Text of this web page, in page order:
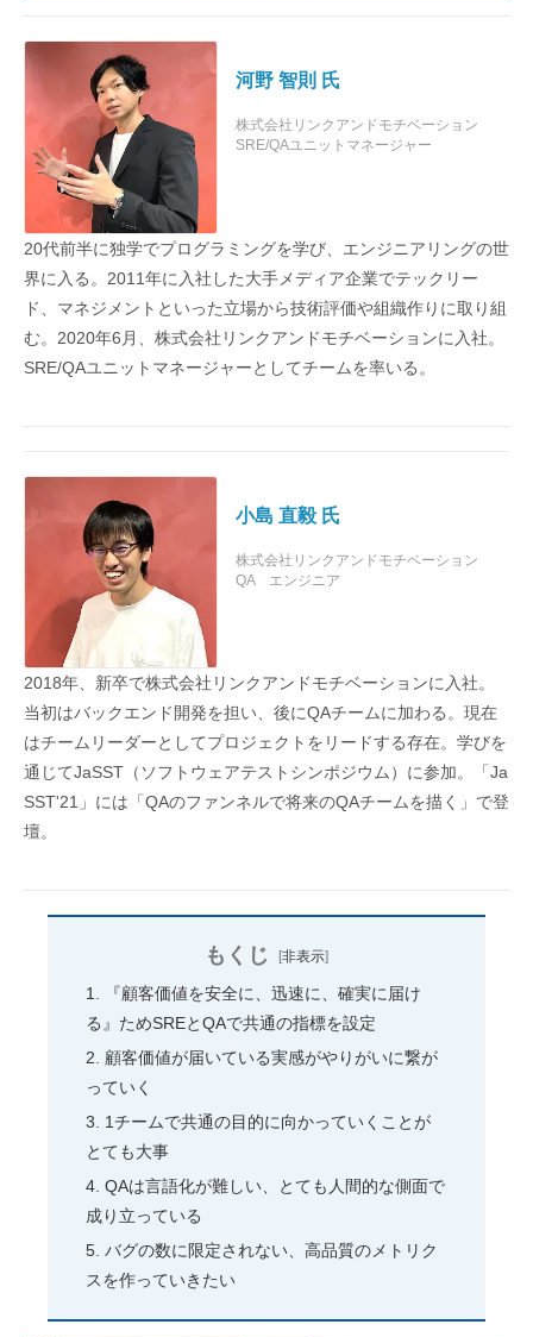
河野 智則 氏
株式会社リンクアンドモチベーション
SRE/QAユニットマネージャー
20代前半に独学でプログラミングを学び、エンジニアリングの世
界に入る。2011年に入社した大手メディア企業でテックリー
ド、マネジメントといった立場から技術評価や組織作りに取り組
む。2020年6月、株式会社リンクアンドモチベーションに入社。
SRE/QAユニットマネージャーとしてチームを率いる。
小島 直毅 氏
株式会社リンクアンドモチベーション
QA エンジニア
2018年、新卒で株式会社リンクアンドモチベーションに入社。
当初はバックエンド開発を担い、後にQAチームに加わる。現在
はチームリーダーとしてプロジェクトをリードする存在。学びを
通じてJaSST（ソフトウェアテストシンポジウム）に参加。「Ja
SST'21」には「QAのファンネルで将来のQAチームを描く」で登
壇。
もくじ [非表示]
『顧客価値を安全に、迅速に、確実に届け
る』ためSREとQAで共通の指標を設定
顧客価値が届いている実感がやりがいに繋が
っていく
1チームで共通の目的に向かっていくことが
とても大事
QAは言語化が難しい、とても人間的な側面で
成り立っている
バグの数に限定されない、高品質のメトリク
スを作っていきたい